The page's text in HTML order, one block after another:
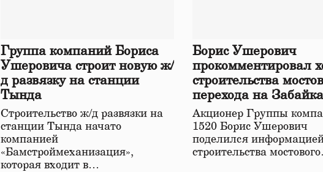
Группа компаний Бориса
Ушеровича строит новую ж/
д развязку на станции
Тында
Строительство ж/д развязки на
станции Тында начато
компанией
«Бамстроймеханизация»,
которая входит в…
Борис Ушерович
прокомментировал
строительства
перехода на
железной дороге
Акционер Группы
1520 Борис Ушерович
поделился
строительства